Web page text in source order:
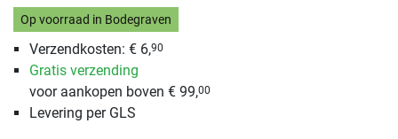
Op voorraad in Bodegraven
Verzendkosten: € 6,90
Gratis verzending
voor aankopen boven € 99,00
Levering per GLS